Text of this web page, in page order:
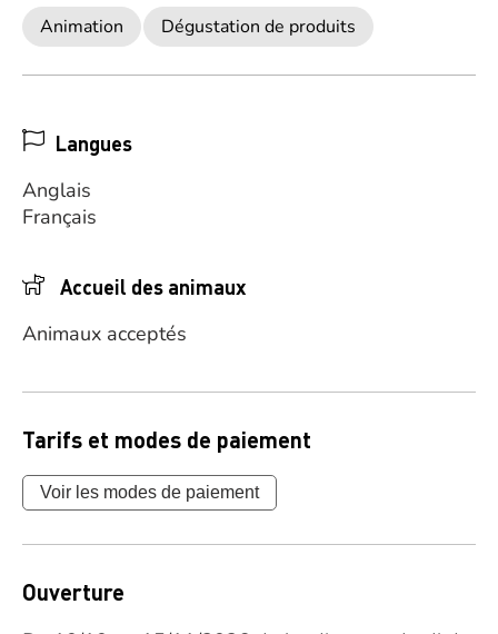
Animation Dégustation de produits
Langues
Anglais
Français
Accueil des animaux
Animaux acceptés
Tarifs et modes de paiement
Voir les modes de paiement
Ouverture